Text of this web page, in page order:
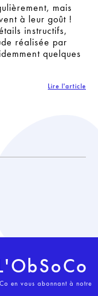
mais
à leur goût !
instructifs,
réalisée par
quelques
Lire l'article
en vous abonnant à notre